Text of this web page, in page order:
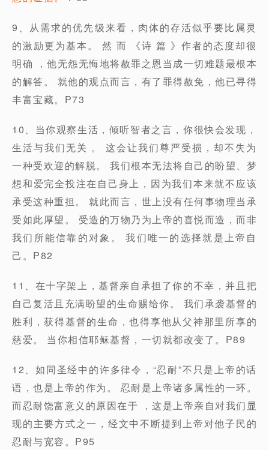
9、从需求的优先级来看，肉体的存活似乎要比属灵
的激励更为基本。 然 而 《诗 篇 》作者的态度却很
明确 ，他无怨无悔地将赦罪之恩当成一切难题最根本
的解答。 就他的观点而言，有了罪得赦免，他已寻得
丰富宝藏。P73
10、当你观察生活，倾听智者之言，你很快会发现，
生活与我们无关 。 这会让我们尊严受损，却不失为
一种受欢迎的解脱。 我们根本无法将自己的盼望、梦
想和爱完全投注在自己身上，因为我们本来就不应该
承受这种重担。 就此而言，世上没有任何事物理当承
受如此厚望。 受造的万物乃为上帝的喜悦而造，而非
我们所能信靠的对象。 我们唯一的选择就是上帝自
己。P82
11、在十字架上，基督亲自承担了你的不幸，并且把
自己复活且充满盼望的生命赐给你。 我们承袭基督的
胜利，获得基督的生命，也得享他从父神那里所享的
慈爱。 当你相信耶稣基督，一切就都改变了。P89
12、如同圣经中的许多律令，“忍耐”不只是上帝的话
语，也是上帝的作为。 忍耐是上帝诸多属性的一环。
而忍耐饶富意义的原因在于 ，这是上帝亲自对我们显
现的主要方式之一，经文中不断提到上帝对他子民的
忍耐与宽容。P95